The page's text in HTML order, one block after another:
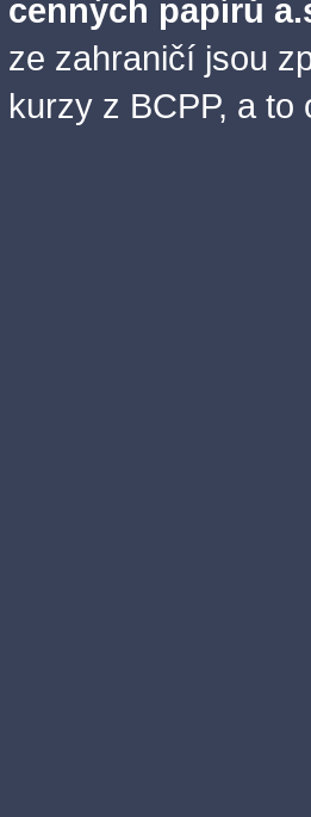
cenných papírů
ze zahraničí jsou
kurzy z BCPP, a to